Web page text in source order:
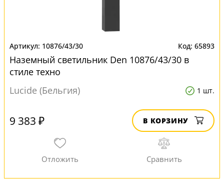
10876/43/30 65893
Наземный светильник Den 10876/43/30 в
стиле техно
Lucide (Бельгия)
1 шт.
9 383 ₽ В КОРЗИНУ